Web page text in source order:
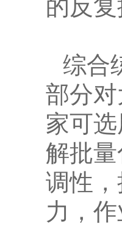
的反
综合
部分
家可
解批
调性
力，